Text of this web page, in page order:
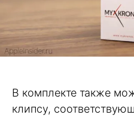
В комплекте также
клипсу,